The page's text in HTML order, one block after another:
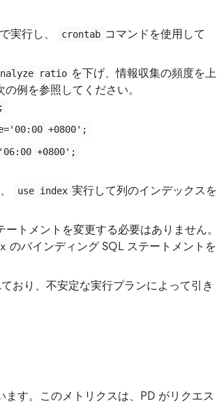
実行し、 crontab コマンドを使用して
ratio を下げ、情報収集の頻度を上
例を参照してください。
+0800';
+0800';
use index 実行して列のインデックスを
トメントを変更する必要はありません。
のバインディング SQL ステートメントを
おり、不安定な実行プランによって引き
ます。このメトリクスは、PD がリクエス